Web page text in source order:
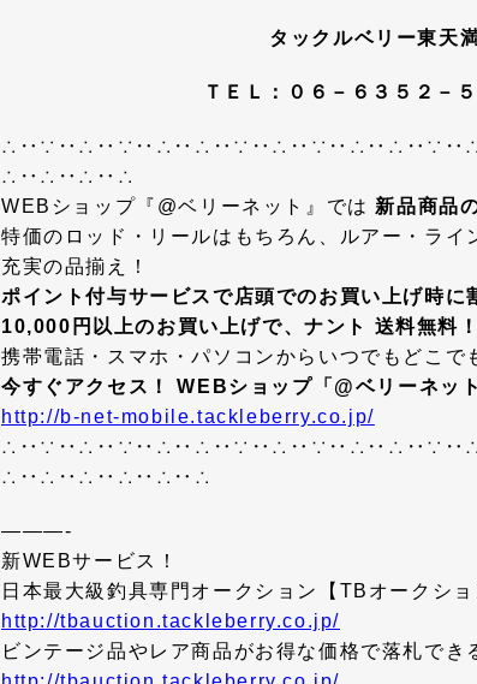
タックルベリー東天
ＴＥＬ：０６－６３５２－
∴‥∴‥∴‥∴
WEBショップ『@ベリーネット』では 新品商品
特価のロッド・リールはもちろん、ルアー・ライ
充実の品揃え！
ポイント付与サービスで店頭でのお買い上げ時に
10,000円以上のお買い上げで、ナント
送料無料！
携帯電話・スマホ・パソコンからいつでもどこで
今すぐアクセス！
WEBショップ「@ベリーネット
http://b-net-mobile.tackleberry.co.jp/
∴‥∴‥∴‥∴‥∴‥∴
———-
新WEBサービス！
日本最大級釣具専門オークション【TBオークショ
http://tbauction.tackleberry.co.jp/
ビンテージ品やレア商品がお得な価格で落札でき